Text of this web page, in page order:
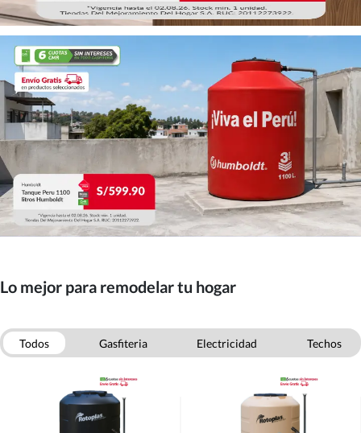
Lo mejor para remodelar tu hogar
Todos Gasfiteria Electricidad
Techos